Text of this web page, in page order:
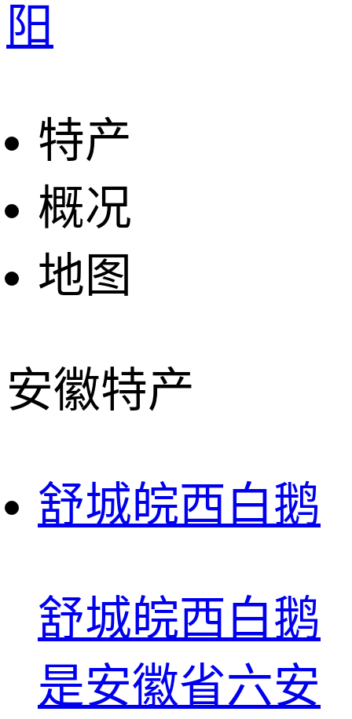
阳
特产
概况
地图
安徽特产
舒城皖西白鹅
舒城皖西白鹅
是安徽省六安